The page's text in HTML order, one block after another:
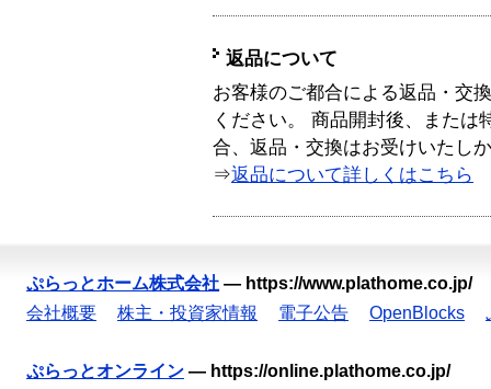
返品について
お客様のご都合による返品・交
ください。 商品開封後、または
合、返品・交換はお受けいたし
⇒返品について詳しくはこちら
ぷらっとホーム株式会社 — https://www.plathome.co.jp/
会社概要
株主・投資家情報 電子公告 OpenBlocks
ぷらっとオンライン — https://online.plathome.co.jp/